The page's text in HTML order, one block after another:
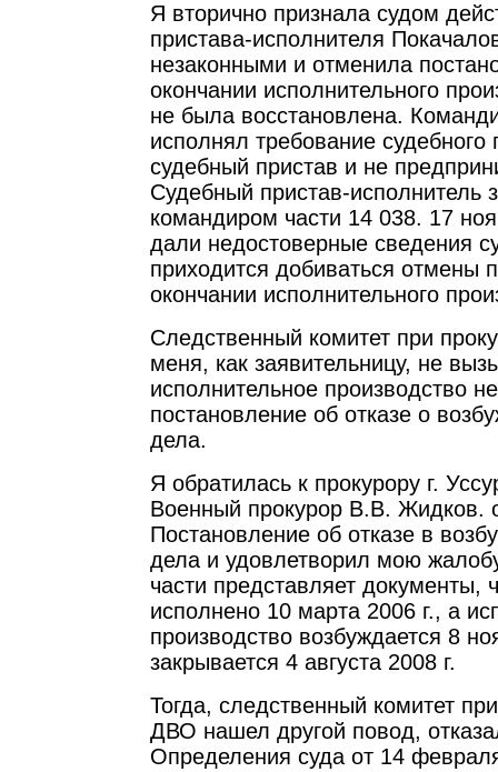
Я вторично признала судом
пристава-исполнителя
незаконными и отменила
окончании исполнительного
не была восстановлена.
исполнял требование судебного
судебный пристав и не
Судебный пристав-исполнитель
командиром части 14 038. 17
дали недостоверные сведения
приходится добиваться отмены
окончании исполнительного
Следственный комитет при
меня, как заявительницу, не
исполнительное производство
постановление об отказе о
дела.
Я обратилась к прокурору г.
Военный прокурор В.В. Жидков.
Постановление об отказе в
дела и удовлетворил мою
части представляет документы,
исполнено 10 марта 2006 г., а
производство возбуждается 8
закрывается 4 августа 2008 г.
Тогда, следственный комитет
ДВО нашел другой повод,
Определения суда от 14